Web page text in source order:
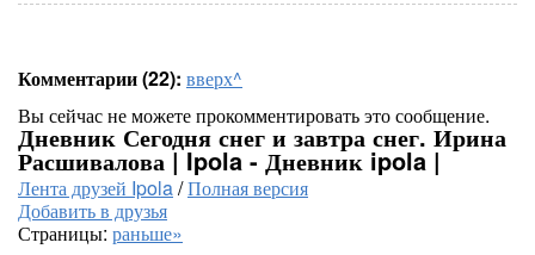
Комментарии (22): вверх^
Вы сейчас не можете прокомментировать это сообщение.
Дневник Сегодня снег и завтра снег. Ирина
Расшивалова | Ipola - Дневник ipola |
Лента друзей Ipola/Полная версия
Добавить в друзья
Страницы: раньше»